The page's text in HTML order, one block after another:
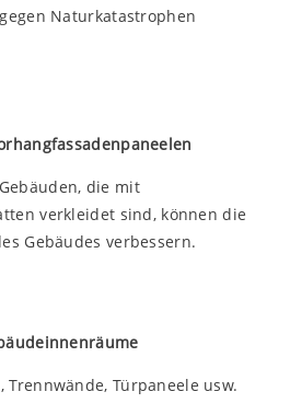
Naturkatastrophen
die mit
verkleidet sind, können die
Gebäudes verbessern.
Trennwände, Türpaneele usw.